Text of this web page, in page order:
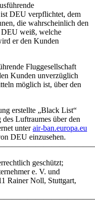
DEU verpflichtet, dem
die wahrscheinlich den
weiß, welche
er den Kunden
Fluggesellschaft
Kunden unverzüglich
möglich ist, über den
erstellte „Black List“
Luftraumes über den
unterair-ban.europa.eu
DEU einzusehen.
geschützt;
e. V. und
Rainer Noll, Stuttgart,